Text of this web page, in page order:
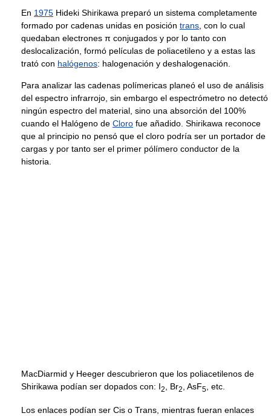
En 1975 Hideki Shirikawa preparó un sistema completamente
formado por cadenas unidas en posición trans , con lo cual
quedaban electrones π conjugados y por lo tanto con
deslocalización, formó películas de poliacetileno y a estas las
trató con halógenos: halogenación y deshalogenación.
Para analizar las cadenas polímericas planeó el uso de análisis
del espectro infrarrojo, sin embargo el espectrómetro no detectó
ningún espectro del material, sino una absorción del 100%
cuando el Halógeno de Cloro fue añadido. Shirikawa reconoce
que al principio no pensó que el cloro podría ser un portador de
cargas y por tanto ser el primer pólímero conductor de la
historia.
MacDiarmid y Heeger descubrieron que los poliacetilenos de
Shirikawa podían ser dopados con: I2 , Br2 , AsF5 , etc.
Los enlaces podían ser Cis o Trans, mientras fueran enlaces